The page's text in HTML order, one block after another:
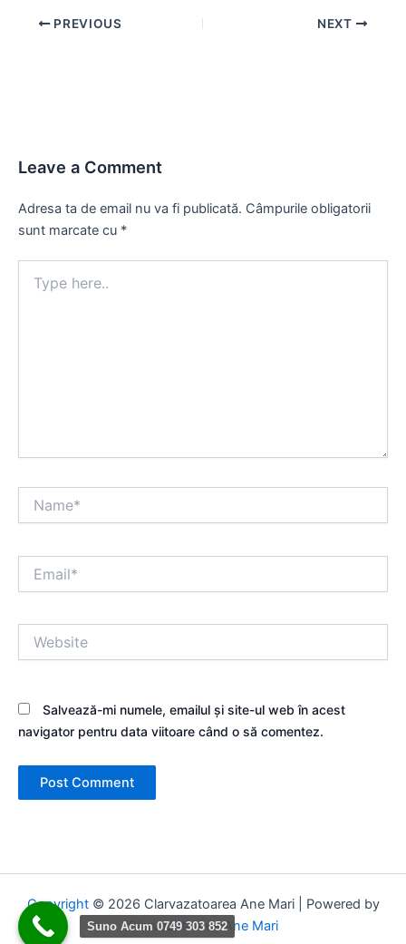
Post PREVIOUS NEXT
Leave a Comment
Adresa ta de email nu va fi publicată. Câmpurile obligatorii
sunt marcate cu *
here..
Salvează-mi numele, emailul și site-ul web în acest
navigator pentru data viitoare când o să comentez.
Copyright© 2026 Clarvazatoarea Ane Mari | Powered by
Clarvazatoarea Ane Mari
Suno Acum 0749 303 852